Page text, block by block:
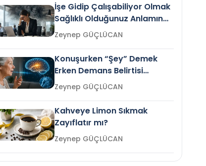
İşe Gidip Çalışabiliyor Olmak
Sağlıklı Olduğunuz Anlamına
Gelir mi?Zeynep GÜÇLÜCAN
Konuşurken “Şey” Demek
Erken Demans Belirtisi
Olabilir mi?Zeynep GÜÇLÜCAN
Kahveye Limon Sıkmak
Zayıflatır mı?
Zeynep GÜÇLÜCAN